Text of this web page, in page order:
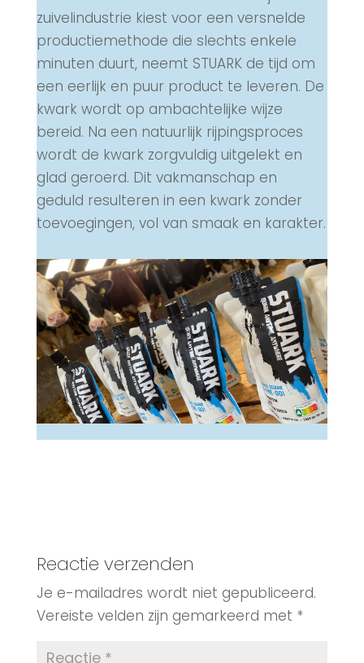
zuivelindustrie kiest voor een versnelde
productiemethode die slechts enkele
minuten duurt, neemt STUARK de tijd om
een eerlijk en puur product te leveren. De
kwark wordt op ambachtelijke wijze
bereid. Na een natuurlijk rijpingsproces
wordt de kwark zorgvuldig uitgelekt en
glad geroerd. Dit vakmanschap en
geduld resulteren in een kwark zonder
toevoegingen, vol van smaak en karakter.
Reactie verzenden
Je e-mailadres wordt niet gepubliceerd.
Vereiste velden zijn gemarkeerd met *